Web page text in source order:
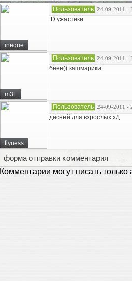
ineque
Пользователь 24-09-2011 -
:D ужастики
m3L
Пользователь 24-09-2011 -
беее(( кашмарики
flyness
Пользователь 24-09-2011 -
дисней для взрослых хД
форма отправки комментария
Комментарии могут писать